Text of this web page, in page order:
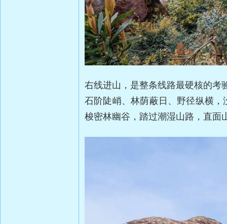
右线进山，是整条线路最硬核的考
石阶陡峭、林荫蔽日、野径纵横
梭密林幽谷，踏过潮湿山路，直面